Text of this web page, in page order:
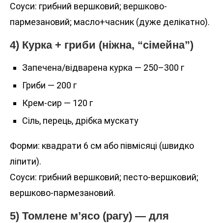
Соуси: грибний вершковий; вершково-
пармезановий; масло+часник (дуже делікатно).
4) Курка + гриби (ніжна, “сімейна”)
Запечена/відварена курка — 250–300 г
Гриби — 200 г
Крем-сир — 120 г
Сіль, перець, дрібка мускату
Форми: квадрати 6 см або півмісяці (швидко
ліпити).
Соуси: грибний вершковий; песто-вершковий;
вершково-пармезановий.
5) Томлене м’ясо (рагу) — для